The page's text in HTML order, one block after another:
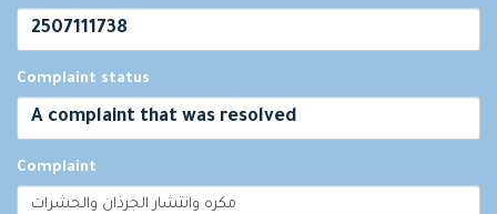
2507111738
Complaint status
A complaint that was resolved
Complaint
مكره وانتشار الجرذان والحشرات